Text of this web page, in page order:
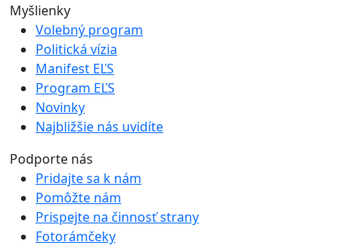
Myšlienky
Volebný program
Politická vízia
Manifest EĽS
Program EĽS
Novinky
Najbližšie nás uvidíte
Podporte nás
Pridajte sa k nám
Pomôžte nám
Prispejte na činnosť strany
Fotorámčeky